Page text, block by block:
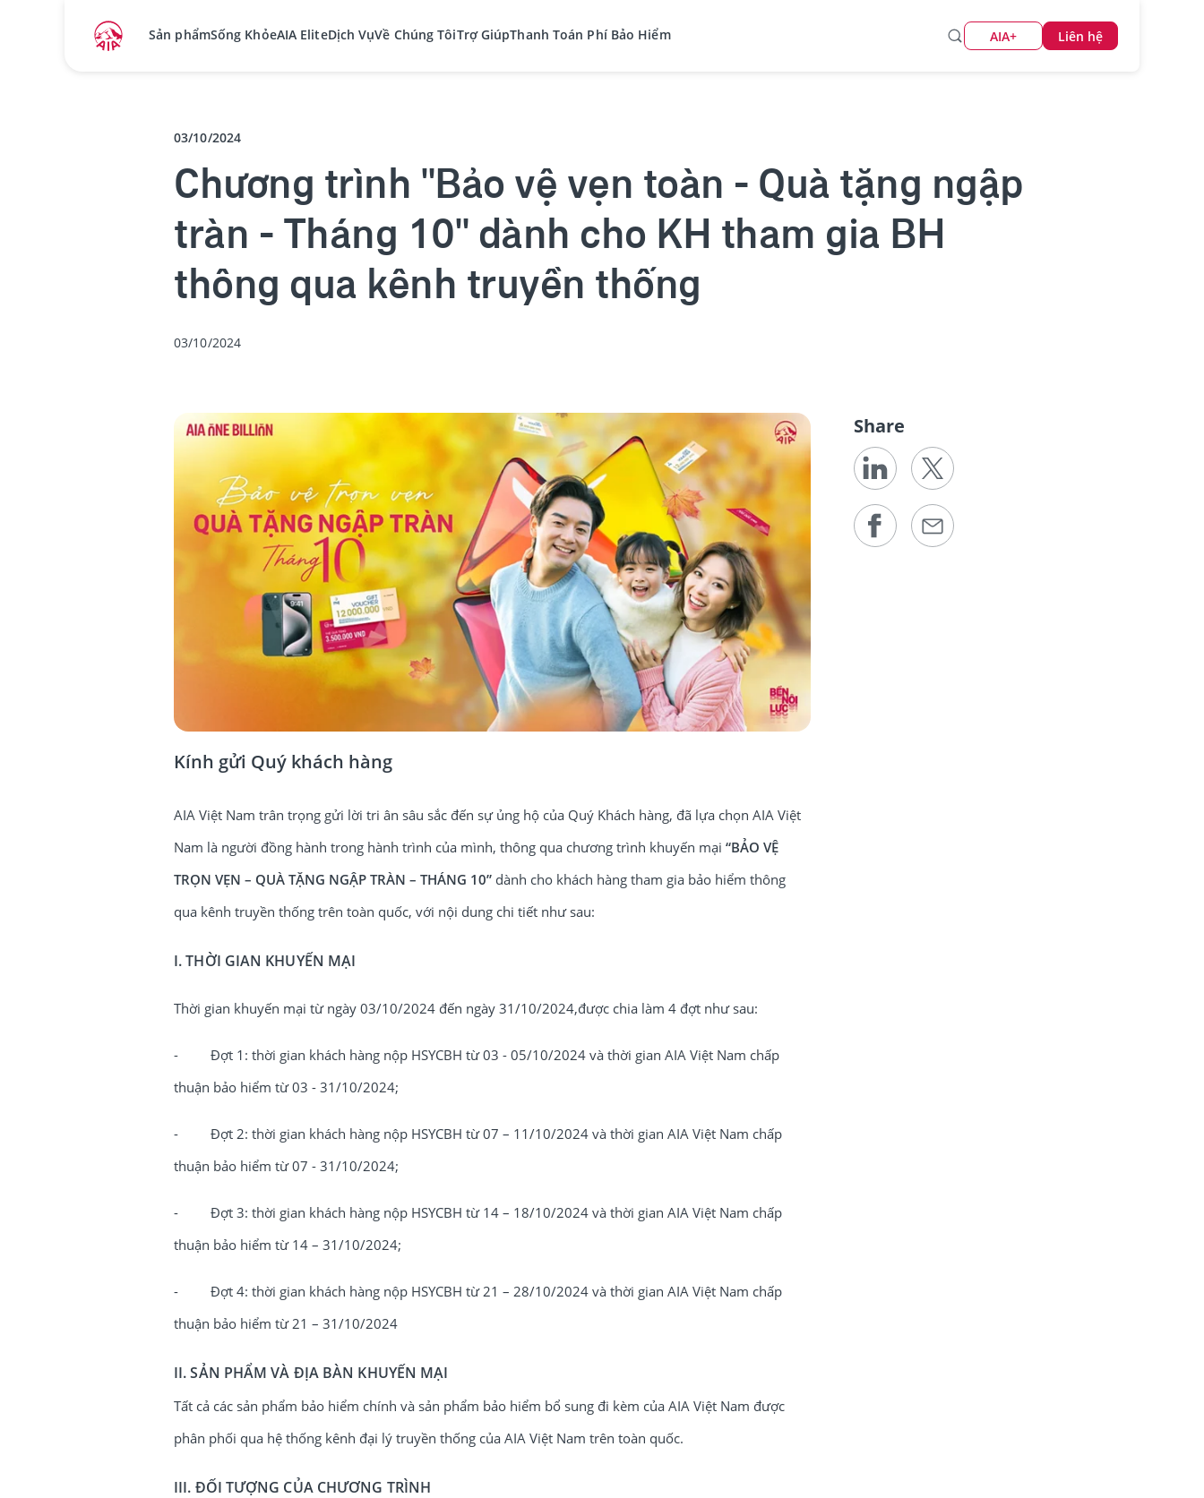
Sản phẩmSống KhỏeAIA EliteDịch VụVề Chúng TôiTrợ GiúpThanh Toán Phí Bảo Hiểm AIA+ Liên hệ
03/10/2024
Chương trình "Bảo vệ vẹn toàn - Quà tặng ngập
tràn - Tháng 10" dành cho KH tham gia BH
thông qua kênh truyền thống
03/10/2024
Kính gửi Quý khách hàng
AIA Việt Nam trân trọng gửi lời tri ân sâu sắc đến sự ủng hộ của Quý Khách hàng, đã lựa chọn AIA Việt
Nam là người đồng hành trong hành trình của mình, thông qua chương trình khuyến mại “BẢO VỆ
TRỌN VẸN – QUÀ TẶNG NGẬP TRÀN – THÁNG 10” dành cho khách hàng tham gia bảo hiểm thông
qua kênh truyền thống trên toàn quốc, với nội dung chi tiết như sau:
I. THỜI GIAN KHUYẾN MẠI
Thời gian khuyến mại từ ngày 03/10/2024 đến ngày 31/10/2024,được chia làm 4 đợt như sau:
- Đợt 1: thời gian khách hàng nộp HSYCBH từ 03 - 05/10/2024 và thời gian AIA Việt Nam chấp
thuận bảo hiểm từ 03 - 31/10/2024;
- Đợt 2: thời gian khách hàng nộp HSYCBH từ 07 – 11/10/2024 và thời gian AIA Việt Nam chấp
thuận bảo hiểm từ 07 - 31/10/2024;
- Đợt 3: thời gian khách hàng nộp HSYCBH từ 14 – 18/10/2024 và thời gian AIA Việt Nam chấp
thuận bảo hiểm từ 14 – 31/10/2024;
- Đợt 4: thời gian khách hàng nộp HSYCBH từ 21 – 28/10/2024 và thời gian AIA Việt Nam chấp
thuận bảo hiểm từ 21 – 31/10/2024
II. SẢN PHẨM VÀ ĐỊA BÀN KHUYẾN MẠI
Tất cả các sản phẩm bảo hiểm chính và sản phẩm bảo hiểm bổ sung đi kèm của AIA Việt Nam được
phân phối qua hệ thống kênh đại lý truyền thống của AIA Việt Nam trên toàn quốc.
III. ĐỐI TƯỢNG CỦA CHƯƠNG TRÌNH
Share